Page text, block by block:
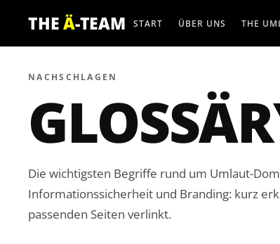
THEÄ-TEAM START ÜBER UNS THE
NACHSCHLAGEN
GLOSSÄ
Die wichtigsten Begriffe rund um Umlaut-
Informationssicherheit und Branding: kurz
passenden Seiten verlinkt.